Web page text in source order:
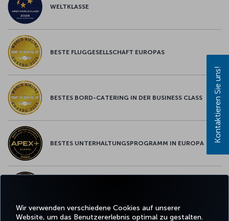
Wir verwenden verschiedene Cookies auf unserer
Website, um das Benutzererlebnis optimal zu gestalten.
WELTKLASSE
BESTE FLUGGESELLSCHAFT EUROPAS
BESTES BORD-CATERING IN DER BUSINESS CLASS
BESTES UNTERHALTUNGSPROGRAMM IN EUROPA
Kontaktieren Sie uns!